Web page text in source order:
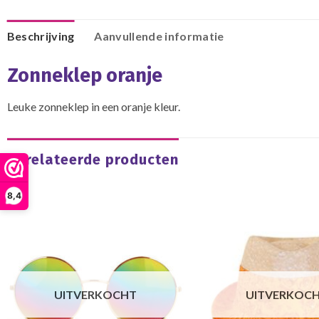
8,4
Beschrijving Aanvullende informatie
Zonneklep oranje
Leuke zonneklep in een oranje kleur.
Gerelateerde producten
UITVERKOCHT